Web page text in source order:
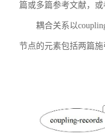
篇或多篇参考文献，
耦合关系以
节点的元素包括两篇